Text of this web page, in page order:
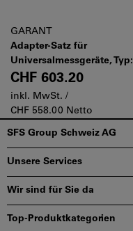
GARANT
Adapter-Satz für
Universalmessgeräte, Typ:
UNIVERSAL
CHF 603.20
inkl. MwSt. /
CHF 558.00 Netto
Fußzeile
SFS Group Schweiz AG
Unsere Services
Wir sind für Sie da
Top-Produktkategorien